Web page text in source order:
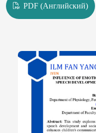
PDF (Английский)